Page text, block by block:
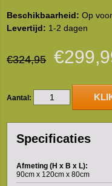
Beschikbaarheid: Op
Levertijd: 1-2 dagen
€324,95
Aantal:
Specificaties
Afmeting (H x B x L):
90cm x 120cm x 80cm